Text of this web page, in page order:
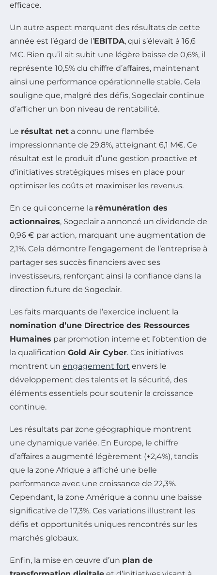
efficace.
Un autre aspect marquant des résultats de cette
année est l’égard de l’EBITDA, qui s’élevait à 16,6
M€. Bien qu’il ait subit une légère baisse de 0,6%, il
représente 10,5% du chiffre d’affaires, maintenant
ainsi une performance opérationnelle stable. Cela
souligne que, malgré des défis, Sogeclair continue
d’afficher un bon niveau de rentabilité.
Le résultat net a connu une flambée
impressionnante de 29,8%, atteignant 6,1 M€. Ce
résultat est le produit d’une gestion proactive et
d’initiatives stratégiques mises en place pour
optimiser les coûts et maximiser les revenus.
En ce qui concerne la rémunération des
actionnaires, Sogeclair a annoncé un dividende de
0,96 € par action, marquant une augmentation de
2,1%. Cela démontre l’engagement de l’entreprise à
partager ses succès financiers avec ses
investisseurs, renforçant ainsi la confiance dans la
direction future de Sogeclair.
Les faits marquants de l’exercice incluent la
nomination d’une Directrice des Ressources
Humaines par promotion interne et l’obtention de
la qualification Gold Air Cyber. Ces initiatives
montrent un engagement fort envers le
développement des talents et la sécurité, des
éléments essentiels pour soutenir la croissance
continue.
Les résultats par zone géographique montrent
une dynamique variée. En Europe, le chiffre
d’affaires a augmenté légèrement (+2,4%), tandis
que la zone Afrique a affiché une belle
performance avec une croissance de 22,3%.
Cependant, la zone Amérique a connu une baisse
significative de 17,3%. Ces variations illustrent les
défis et opportunités uniques rencontrés sur les
marchés globaux.
Enfin, la mise en œuvre d’un plan de